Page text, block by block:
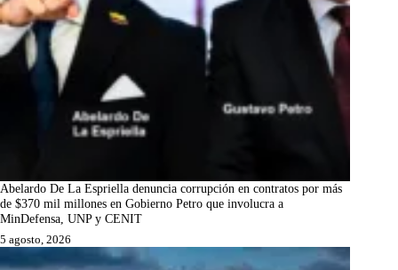
Abelardo De La Espriella denuncia corrupción en contratos por más
de $370 mil millones en Gobierno Petro que involucra a
MinDefensa, UNP y CENIT
5 agosto, 2026